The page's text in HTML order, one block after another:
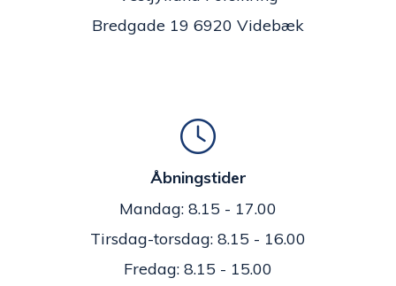
Bredgade 19 6920 Videbæk
Åbningstider
Mandag: 8.15 - 17.00
Tirsdag-torsdag: 8.15 - 16.00
Fredag: 8.15 - 15.00